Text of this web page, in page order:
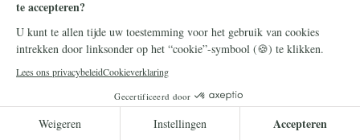
maatregelen te nemen. Nu is het probleem niet
meer op te lossen en te definiëren.
De situatie is vooral rampzalig omdat pogingen om
het proces te vertragen niet effectief zijn geweest.
Geen enkele financiële stimulans lijkt voldoende om
het krijgen van kinderen, zelfs niet in meer